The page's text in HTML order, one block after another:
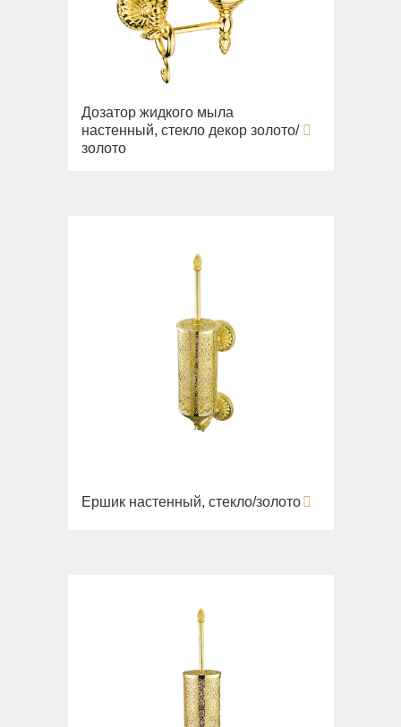
Дозатор жидкого мыла
настенный, стекло декор золото/
золото
Ершик настенный, стекло/золото